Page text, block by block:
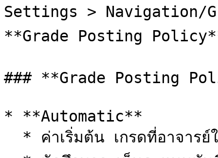
Settings > Navigation/
**Grade Posting
### **Grade Posting
* **Automatic**